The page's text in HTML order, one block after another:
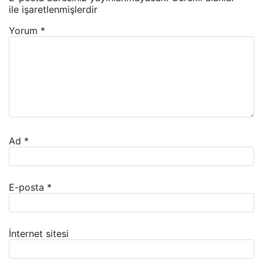
ile işaretlenmişlerdir
Yorum *
Ad *
E-posta *
İnternet sitesi